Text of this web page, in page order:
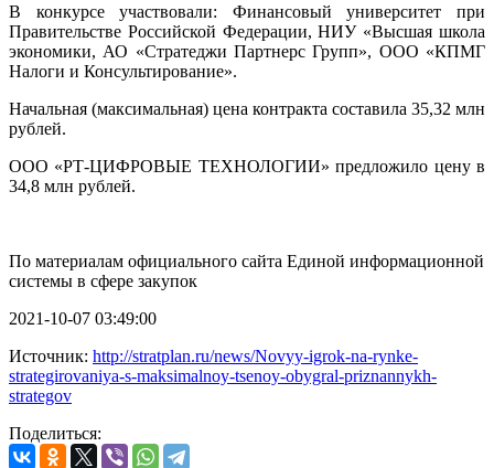
В конкурсе участвовали: Финансовый университет при
Правительстве Российской Федерации, НИУ «Высшая школа
экономики, АО «Стратеджи Партнерс Групп», ООО «КПМГ
Налоги и Консультирование».
Начальная (максимальная) цена контракта составила 35,32 млн
рублей.
ООО «РТ-ЦИФРОВЫЕ ТЕХНОЛОГИИ» предложило цену в
34,8 млн рублей.
По материалам официального сайта Единой информационной
системы в сфере закупок
2021-10-07 03:49:00
Источник: http://stratplan.ru/news/Novyy-igrok-na-rynke-
strategirovaniya-s-maksimalnoy-tsenoy-obygral-priznannykh-
strategov
Поделиться: